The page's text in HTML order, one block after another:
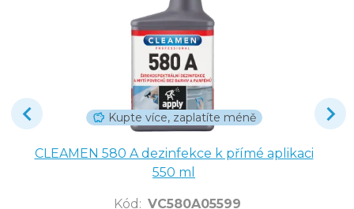
Kupte více, zaplatíte méně
CLEAMEN 580 A dezinfekce k přímé aplikaci
550 ml
Kód : VC580A05599